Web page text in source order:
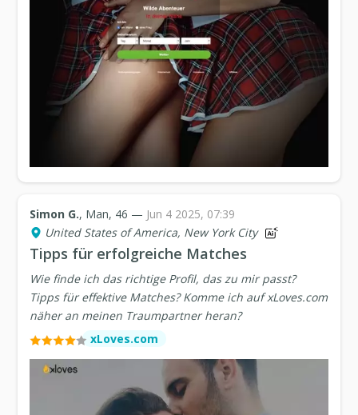
Simon G., Man, 46 — Jun 4 2025, 07:39
United States of America, New York City
Tipps für erfolgreiche Matches
Wie finde ich das richtige Profil, das zu mir passt?
Tipps für effektive Matches? Komme ich auf xLoves.com
näher an meinen Traumpartner heran?
xLoves.com